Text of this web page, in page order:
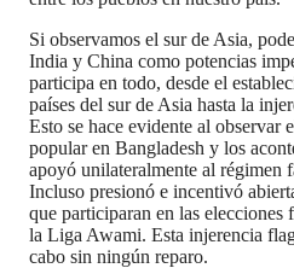
Si observamos el sur de Asia,
India y China como potencias
participa en todo, desde el
países del sur de Asia hasta la
Esto se hace evidente al observar
popular en Bangladesh y los
apoyó unilateralmente al régimen
Incluso presionó e incentivó
que participaran en las elecciones
la Liga Awami. Esta injerencia
cabo sin ningún reparo.